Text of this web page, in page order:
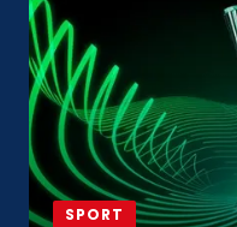
SPORT